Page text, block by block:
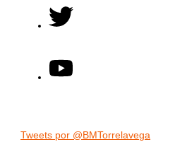
Tweets por @BMTorrelavega